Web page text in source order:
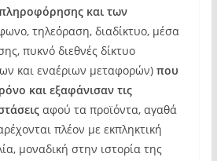
πληροφόρησης και των
τηλεόραση, διαδίκτυο, μέσα
πυκνό διεθνές δίκτυο
και εναέριων μεταφορών) που
και εξαφάνισαν τις
αφού τα προϊόντα, αγαθά
πλέον με εκπληκτική
μοναδική στην ιστορία της